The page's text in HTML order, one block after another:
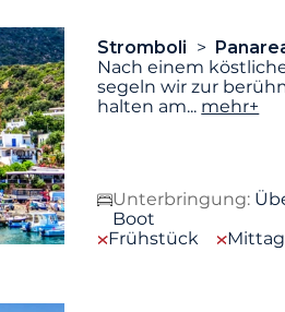
Stromboli
Nach einem
segeln wir zur
halten am... mehr+
Unterbringung:
Boot
Frühstück